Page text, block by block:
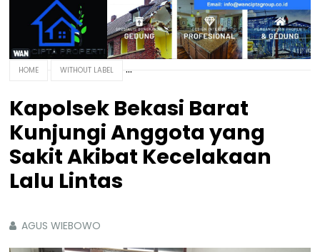
HOME WITHOUT LABEL
Kapolsek Bekasi Barat
Kunjungi Anggota yang
Sakit Akibat Kecelakaan
Lalu Lintas
AGUS WIEBOWO